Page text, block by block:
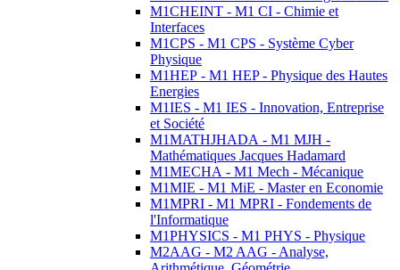
M1CHEINT - M1 CI - Chimie et
Interfaces
M1CPS - M1 CPS - Système Cyber
Physique
M1HEP - M1 HEP - Physique des Hautes
Energies
M1IES - M1 IES - Innovation, Entreprise
et Société
M1MATHJHADA - M1 MJH -
Mathématiques Jacques Hadamard
M1MECHA - M1 Mech - Mécanique
M1MIE - M1 MiE - Master en Economie
M1MPRI - M1 MPRI - Fondements de
l'Informatique
M1PHYSICS - M1 PHYS - Physique
M2AAG - M2 AAG - Analyse,